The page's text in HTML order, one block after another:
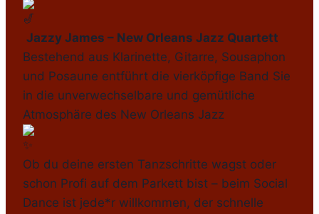
Jazzy James – New Orleans Jazz Quartett
Bestehend aus Klarinette, Gitarre, Sousaphon
und Posaune entführt die vierköpfige Band Sie
in die unverwechselbare und gemütliche
Atmosphäre des New Orleans Jazz
Ob du deine ersten Tanzschritte wagst oder
schon Profi auf dem Parkett bist – beim Social
Dance ist jede*r willkommen, der schnelle